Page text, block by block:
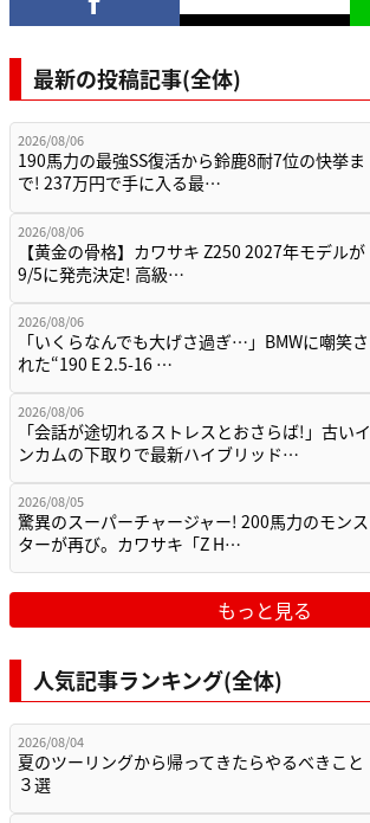
最新の投稿記事(全体)
2026/08/06
190馬力の最強SS復活から鈴鹿8耐7位の快挙ま
で! 237万円で手に入る最…
2026/08/06
【黄金の骨格】カワサキ Z250 2027年モデルが
9/5に発売決定! 高級…
2026/08/06
「いくらなんでも大げさ過ぎ…」BMWに嘲笑さ
れた“190 E 2.5-16 …
2026/08/06
「会話が途切れるストレスとおさらば!」古いイ
ンカムの下取りで最新ハイブリッド…
2026/08/05
驚異のスーパーチャージャー! 200馬力のモンス
ターが再び。カワサキ「Z H…
もっと見る
人気記事ランキング(全体)
2026/08/04
夏のツーリングから帰ってきたらやるべきこと
３選